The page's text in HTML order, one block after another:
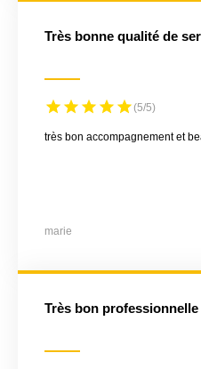
très bonne qualité de
(5/5)
très bon accompagnement et
marie
Très bon professionnelle